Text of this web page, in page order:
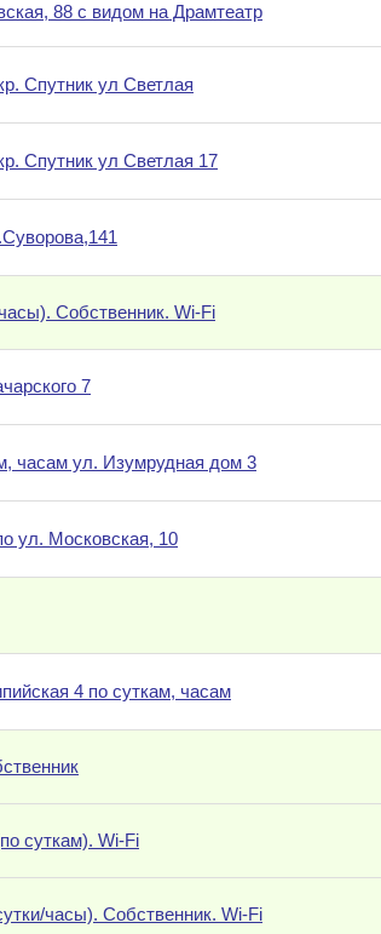
88 с видом на Драмтеатр
Спутник ул Светлая
Спутник ул Светлая 17
Собственник. Wi-Fi
7
часам ул. Изумрудная дом 3
ул. Московская, 10
4 по суткам, часам
суткам). Wi-Fi
часы). Собственник. Wi-Fi